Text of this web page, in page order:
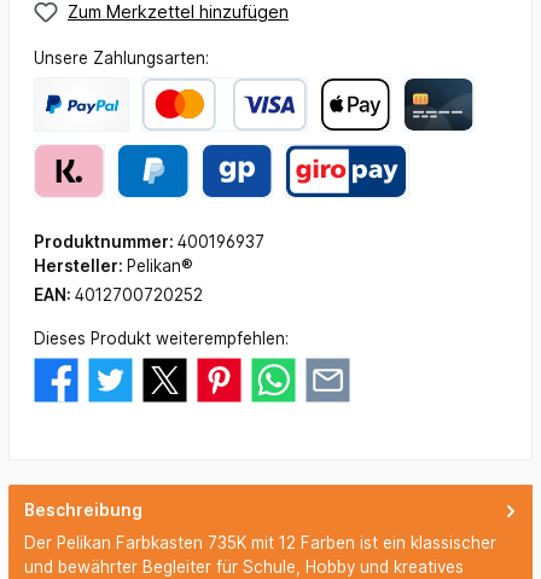
Zum Merkzettel hinzufügen
Unsere Zahlungsarten:
Produktnummer: 400196937
Hersteller: Pelikan®
EAN: 4012700720252
Dieses Produkt weiterempfehlen:
Beschreibung
Der Pelikan Farbkasten 735K mit 12 Farben ist ein klassischer
und bewährter Begleiter für Schule, Hobby und kreatives